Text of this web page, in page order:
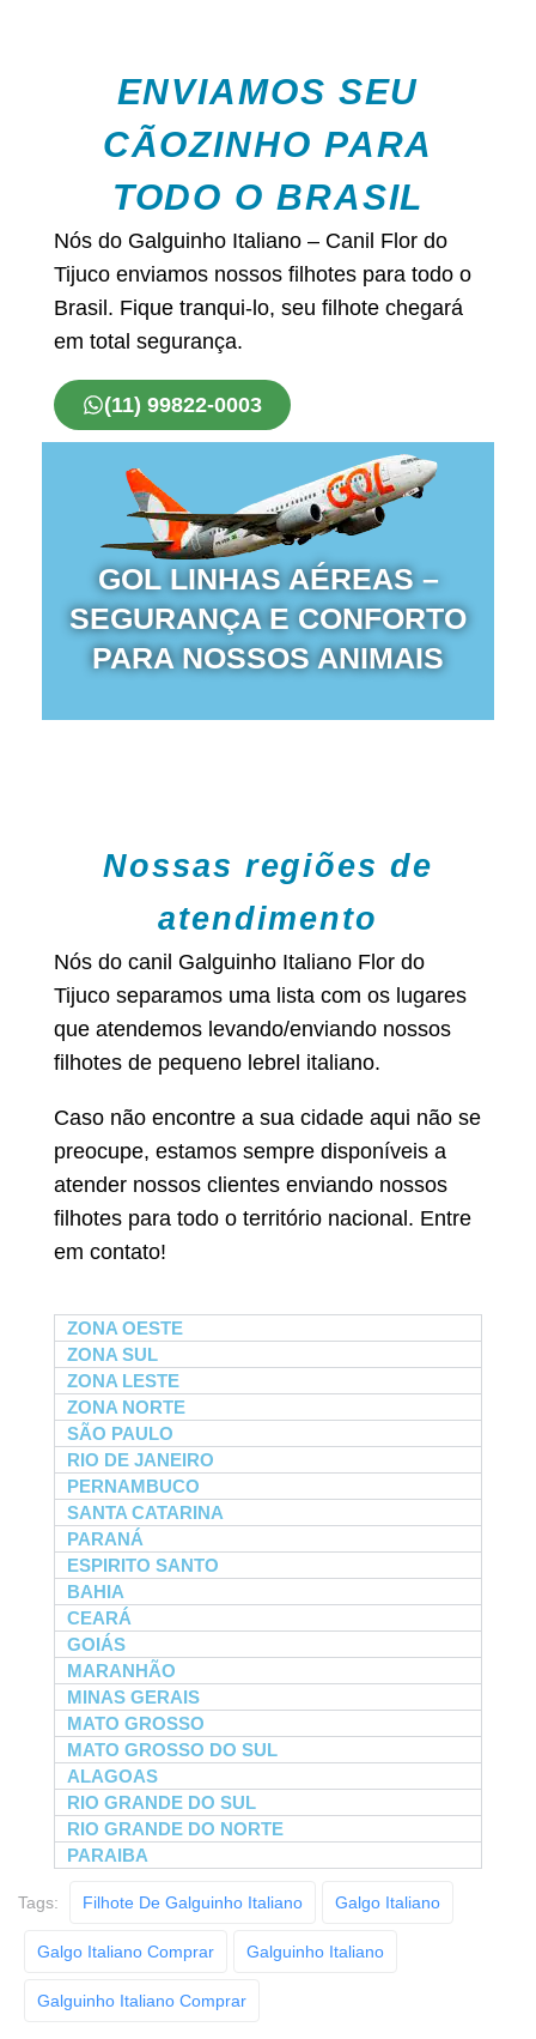
ENVIAMOS SEU
CÃOZINHO PARA
TODO O BRASIL
Nós do Galguinho Italiano – Canil Flor do
Tijuco enviamos nossos filhotes para todo o
Brasil. Fique tranqui-lo, seu filhote chegará
em total segurança.
(11) 99822-0003
GOL LINHAS AÉREAS –
SEGURANÇA E CONFORTO
PARA NOSSOS ANIMAIS
Nossas regiões de
atendimento
Nós do canil Galguinho Italiano Flor do
Tijuco separamos uma lista com os lugares
que atendemos levando/enviando nossos
filhotes de pequeno lebrel italiano.
Caso não encontre a sua cidade aqui não se
preocupe, estamos sempre disponíveis a
atender nossos clientes enviando nossos
filhotes para todo o território nacional. Entre
em contato!
ZONA OESTE
ZONA SUL
ZONA LESTE
ZONA NORTE
SÃO PAULO
RIO DE JANEIRO
PERNAMBUCO
SANTA CATARINA
PARANÁ
ESPIRITO SANTO
BAHIA
CEARÁ
GOIÁS
MARANHÃO
MINAS GERAIS
MATO GROSSO
MATO GROSSO DO SUL
ALAGOAS
RIO GRANDE DO SUL
RIO GRANDE DO NORTE
PARAIBA
Tags: Filhote De Galguinho Italiano Galgo Italiano
Galgo Italiano Comprar Galguinho Italiano
Galguinho Italiano Comprar